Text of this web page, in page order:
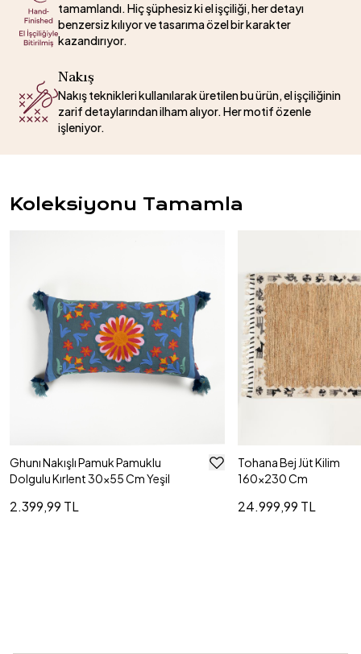
tamamlandı. Hiç şüphesiz ki el işçiliği, her detayı
benzersiz kılıyor ve tasarıma özel bir karakter
kazandırıyor.
Nakış
Nakış teknikleri kullanılarak üretilen bu ürün, el işçiliğinin
zarif detaylarından ilham alıyor. Her motif özenle
işleniyor.
Koleksiyonu Tamamla
Ghunı Nakışlı Pamuk Pamuklu
Dolgulu Kırlent 30x55 Cm Yeşil
2.399,99 TL
Tohana Bej Jüt Kilim
160x230 Cm
24.999,99 TL